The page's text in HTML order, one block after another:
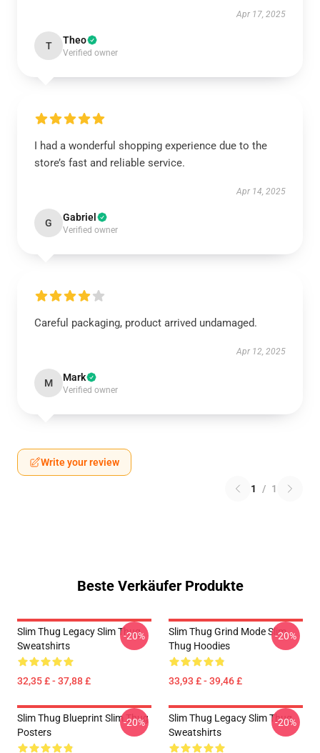
Apr 17, 2025
T Theo
Verified owner
I had a wonderful shopping experience due to the
store’s fast and reliable service.
Apr 14, 2025
G Gabriel
Verified owner
Careful packaging, product arrived undamaged.
Apr 12, 2025
M Mark
Verified owner
Write your review
1 / 1
Beste Verkäufer Produkte
Slim Thug Legacy Slim Thug
Sweatshirts
32,35 £ - 37,88 £
-20%
Slim Thug Grind Mode Slim
Thug Hoodies
33,93 £ - 39,46 £
-20%
Slim Thug Blueprint Slim Thug
Posters
-20%
Slim Thug Legacy Slim Thug
Sweatshirts
-20%